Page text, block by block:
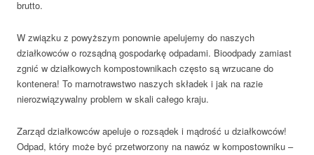
brutto.
W związku z powyższym ponownie apelujemy do naszych
działkowców o rozsądną gospodarkę odpadami. Bioodpady zamiast
zgnić w działkowych kompostownikach często są wrzucane do
kontenera! To marnotrawstwo naszych składek i jak na razie
nierozwiązywalny problem w skali całego kraju.
Zarząd działkowców apeluje o rozsądek i mądrość u działkowców!
Odpad, który może być przetworzony na nawóz w kompostowniku –